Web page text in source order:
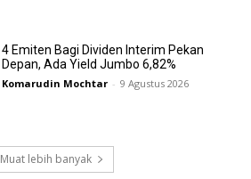
4 Emiten Bagi Dividen Interim Pekan
Depan, Ada Yield Jumbo 6,82%
Komarudin Mochtar - 9 Agustus 2026
Muat lebih banyak